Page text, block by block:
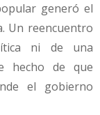
generó el
Un reencuentro
ni de una
hecho de que
el gobierno